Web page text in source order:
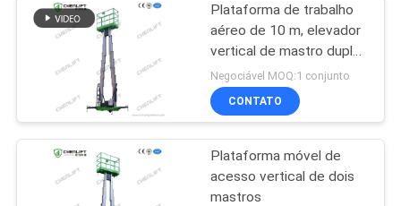
Plataforma de trabalho
aéreo de 10 m, elevador
vertical de mastro duplo
com plataforma de
extensão
Negociável MOQ:1 conjunto
CONTATO
Plataforma móvel de
acesso vertical de dois
mastros